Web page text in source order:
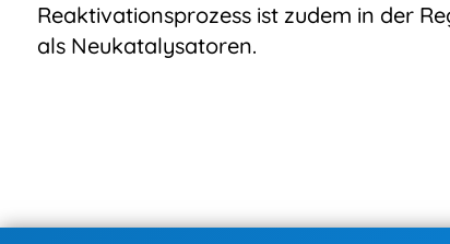
Reaktivationsprozess ist zudem in der
als Neukatalysatoren.